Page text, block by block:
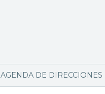
AGENDA DE DIRECCIONES